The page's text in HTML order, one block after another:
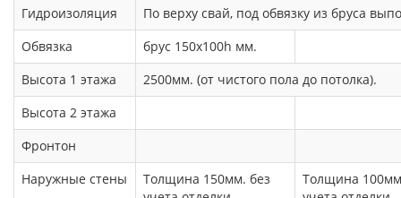
Гидроизоляция
По верху свай, под обвязку из бруса
Обвязка
брус 150х100h мм.
Высота 1 этажа
2500мм. (от чистого пола до потолка).
Высота 2 этажа
Фронтон
Наружные стены
Толщина 150мм. без
Толщина